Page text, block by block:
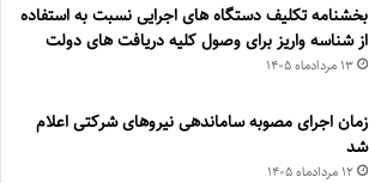
بخشنامه تکلیف دستگاه های اجرایی نسبت به استفاده
از شناسه واریز برای وصول کلیه دریافت های دولت
۱۳ مرداد‌ماه ۱۴۰۵
زمان اجرای مصوبه ساماندهی نیروهای شرکتی اعلام
شد
۱۲ مرداد‌ماه ۱۴۰۵